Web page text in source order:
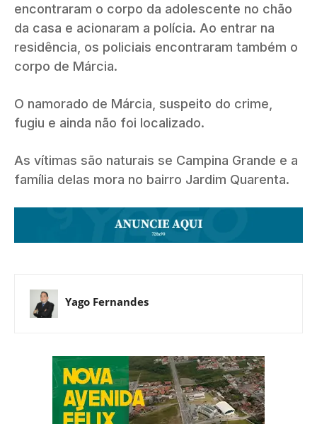
encontraram o corpo da adolescente no chão
da casa e acionaram a polícia. Ao entrar na
residência, os policiais encontraram também o
corpo de Márcia.
O namorado de Márcia, suspeito do crime,
fugiu e ainda não foi localizado.
As vítimas são naturais se Campina Grande e a
família delas mora no bairro Jardim Quarenta.
Yago Fernandes